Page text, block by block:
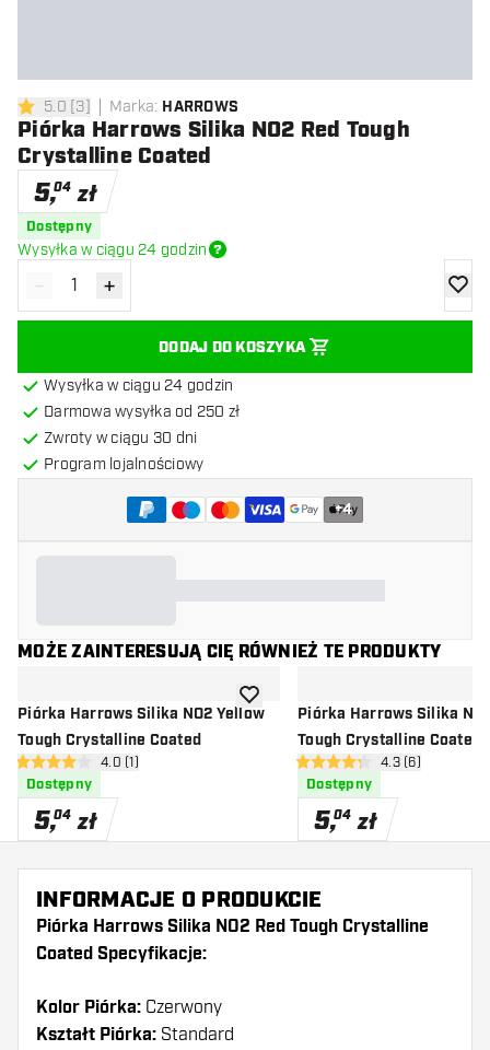
5 gwiazdki oceny
5.0 [3] Marka: HARROWS
Piórka Harrows Silika NO2 Red Tough
Crystalline Coated
5,04 zł
Dostępny
Wysyłka w ciągu 24 godzin
Zmniejsz ilość
- Zwiększ ilość
+
DODAJ DO KOSZYKA
Wysyłka w ciągu 24 godzin
Darmowa wysyłka od 250 zł
Zwroty w ciągu 30 dni
Program lojalnościowy
+4
MOŻE ZAINTERESUJĄ CIĘ RÓWNIEŻ TE PRODUKTY
Piórka Harrows Silika NO2 Yellow
Tough Crystalline Coated
otwórz panel recenzji
4 gwiazdki oceny
4.0 (1)
Dostępny
5,04 zł
dodaj do listy życzeń
Piórka Harrows Silika
Tough Crystalline Coated
otwórz panel
4.3 gwiazdki oceny
4.3 (6)
Dostępny
5,04 zł
INFORMACJE O PRODUKCIE
Piórka Harrows Silika NO2 Red Tough Crystalline
Coated Specyfikacje:
Kolor Piórka: Czerwony
Kształt Piórka: Standard